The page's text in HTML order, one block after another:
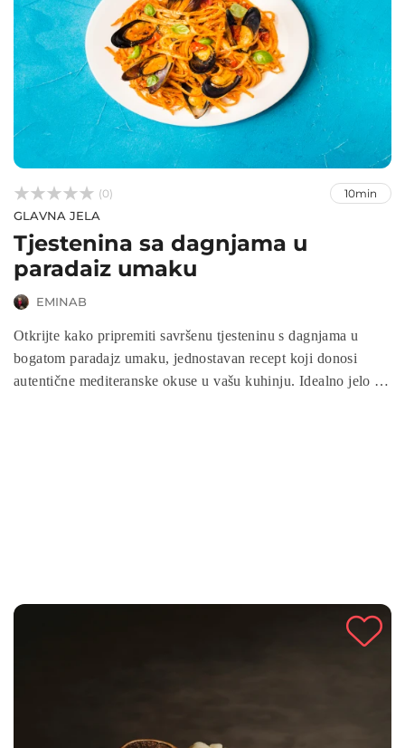


 (0) 10min
GLAVNA JELA
Tjestenina sa dagnjama u
paradaiz umaku
EMINAB
Otkrijte kako pripremiti savršenu tjesteninu s dagnjama u
bogatom paradajz umaku, jednostavan recept koji donosi
autentične mediteranske okuse u vašu kuhinju. Idealno jelo za